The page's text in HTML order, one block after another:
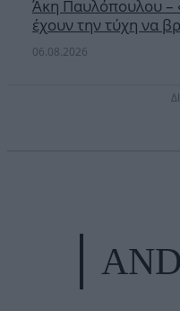
Άκη Παυλόπουλου –
έχουν την τύχη να
06.08.2026